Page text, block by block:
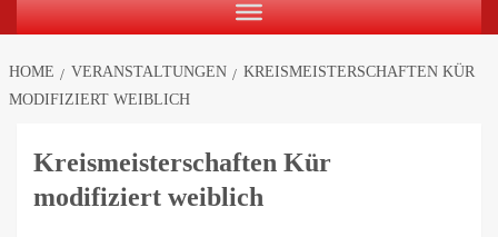
HOME VERANSTALTUNGEN
KREISMEISTERSCHAFTEN KÜR
MODIFIZIERT WEIBLICH
Kreismeisterschaften Kür
modifiziert weiblich